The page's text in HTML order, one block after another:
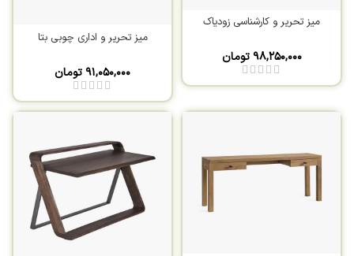
میز تحریر و کارشناسی زودیاک
۹۸,۲۵۰,۰۰۰ تومان
میز تحریر و اداری چوبی بتا
۹۱,۰۵۰,۰۰۰تومان